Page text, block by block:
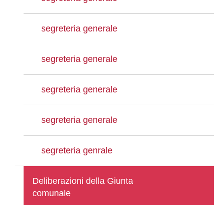
segreteria generale
segreteria generale
segreteria generale
segreteria generale
segreteria genrale
Deliberazioni della Giunta
comunale